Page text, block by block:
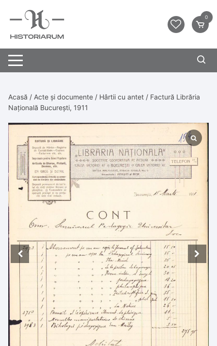
0
Acasă / Acte și documente / Hârtii cu antet / Factură Librăria
Națională București, 1911